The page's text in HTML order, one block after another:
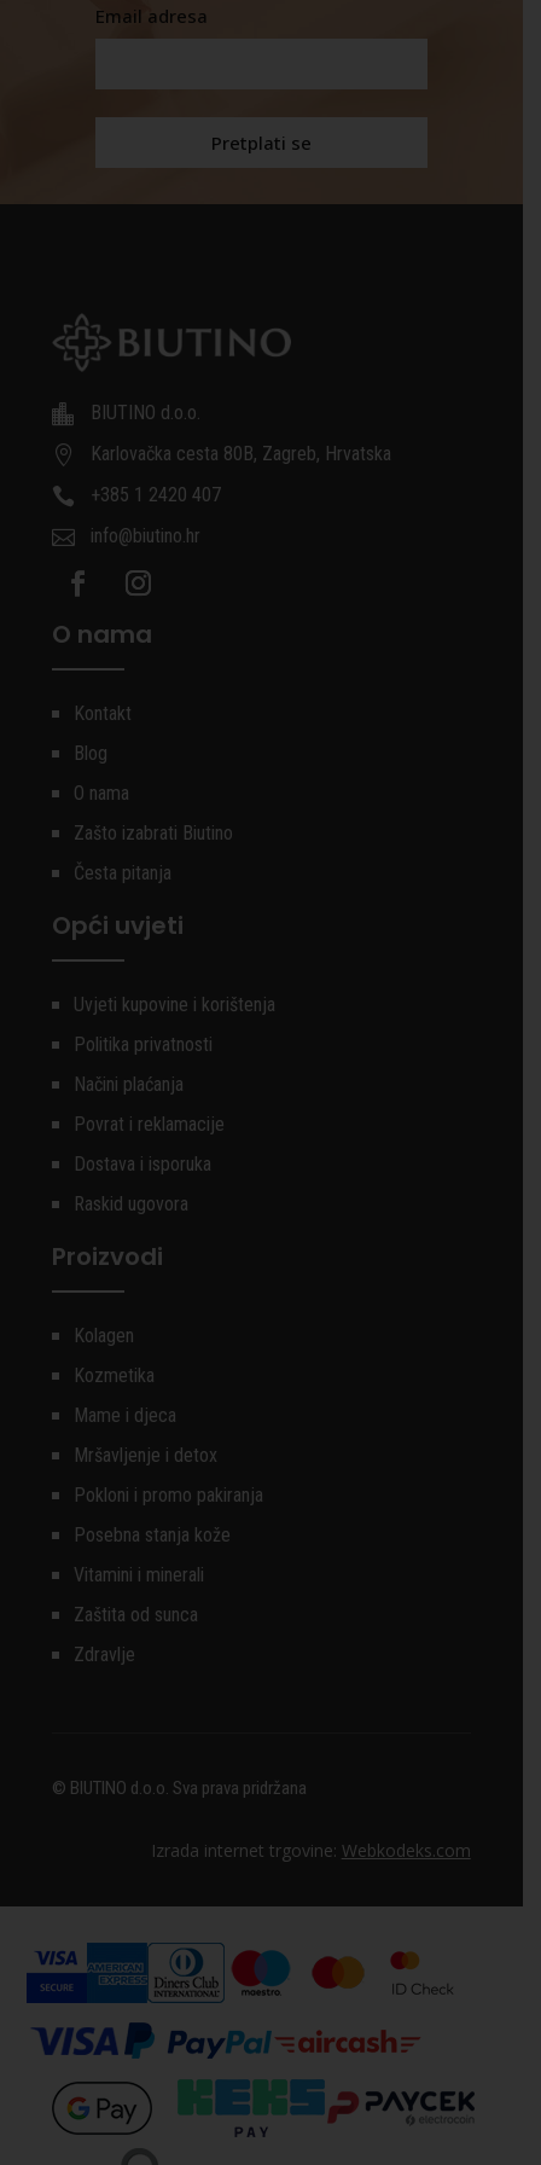
Email adresa

BIUTINO d.o.o.

Karlovačka cesta 80B, Zagreb, Hrvatska

+385 1 2420 407

info@biutino.hr
O nama
Kontakt
Blog
O nama
Zašto izabrati Biutino
Česta pitanja
Opći uvjeti
Uvjeti kupovine i korištenja
Politika privatnosti
Načini plaćanja
Povrat i reklamacije
Dostava i isporuka
Raskid ugovora
Proizvodi
Kolagen
Kozmetika
Mame i djeca
Mršavljenje i detox
Pokloni i promo pakiranja
Posebna stanja kože
Vitamini i minerali
Zaštita od sunca
Zdravlje
© BIUTINO d.o.o. Sva prava pridržana
Izrada internet trgovine: Webkodeks.com